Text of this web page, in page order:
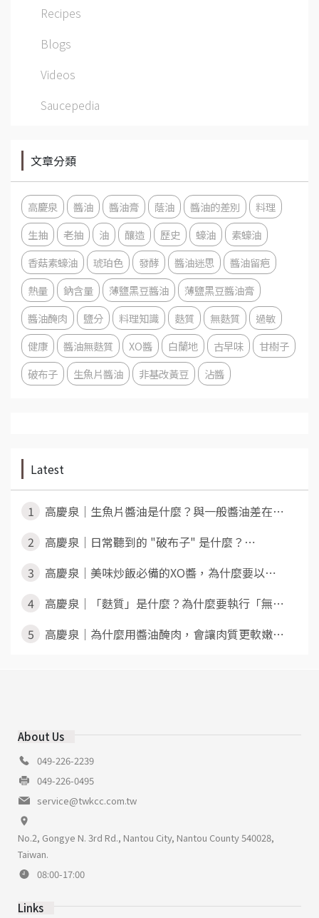
Recipes
Blogs
Videos
Saucepedia
文章分類
高慶泉 醬油 醬油膏 蔭油 醬油的差別
料理
生抽
老抽 油 釀造 歷史 蠔油
素蠔油
香菇素蠔油
琥珀色 發酵 醬油迷思
醬油留疤
熱量
鈉含量 薄鹽黑豆醬油
薄鹽黑豆醬油膏
醬油醃肉
鹽分 料理知識 麩質 無麩質
過敏
健康
醬油無麩質 XO醬 白蘭地 古早味
甘樹子
破布子
生魚片醬油 非基改黃豆 沾醬
Latest
1
高慶泉｜生魚片醬油是什麼？與一般醬油差在⋯
2
高慶泉｜日常聽到的 "破布子" 是什麼？⋯
3
高慶泉｜美味炒飯必備的XO醬，為什麼要以⋯
4
高慶泉｜「麩質」是什麼？為什麼要執行「無⋯
5
高慶泉｜為什麼用醬油醃肉，會讓肉質更軟嫩⋯
About Us
049-226-2239
049-226-0495
service@twkcc.com.tw
No.2, Gongye N. 3rd Rd., Nantou City, Nantou County 540028,
Taiwan.
08:00-17:00
Links